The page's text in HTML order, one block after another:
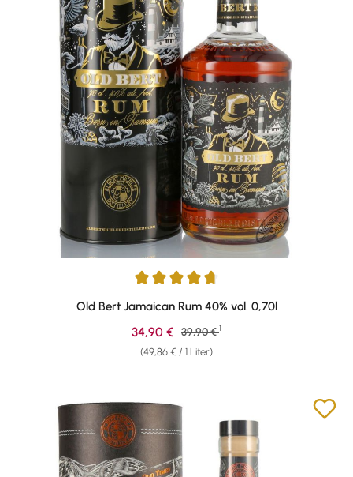
Durchschnittliche Bewertung von 4.78 von 5 Sternen
Old Bert Jamaican Rum 40% vol. 0,70l
(49,86 € / 1 Liter)
Verkaufspreis:
34,90 € Regulärer Preis:
39,90 € 1